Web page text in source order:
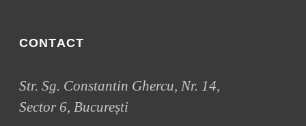
CONTACT
Str. Sg. Constantin Ghercu, Nr. 14,
Sector 6, București